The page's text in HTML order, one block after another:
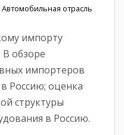
Автомобильная отрасль
импорту
В обзоре
импортеров
Россию; оценка
структуры
в Россию.